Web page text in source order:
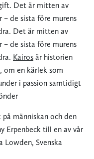
Det är mitten av
de sista före murens
Det är mitten av
de sista före murens
Kairos är historien
en kärlek som
i passion samtidigt
människan och den
Erpenbeck till en av vår
Svenska